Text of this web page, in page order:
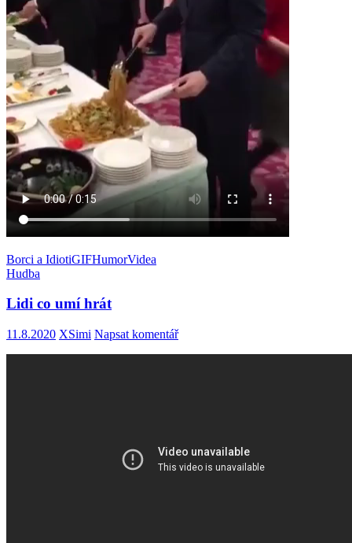
Borci a IdiotiGIFHumorVidea
Hudba
Lidi co umí hrát
11.8.2020 XSimi Napsat komentář